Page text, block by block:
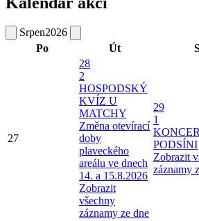
Srpen2026
Po
Út
27
28
2
HOSPODSKÝ
KVÍZ U
MATCHY
Změna otevírací
doby
plaveckého
areálu ve dnech
14. a 15.8.2026
Zobrazit
všechny
záznamy ze dne
29
1
PODSÍNI
Zobrazit
záznamy